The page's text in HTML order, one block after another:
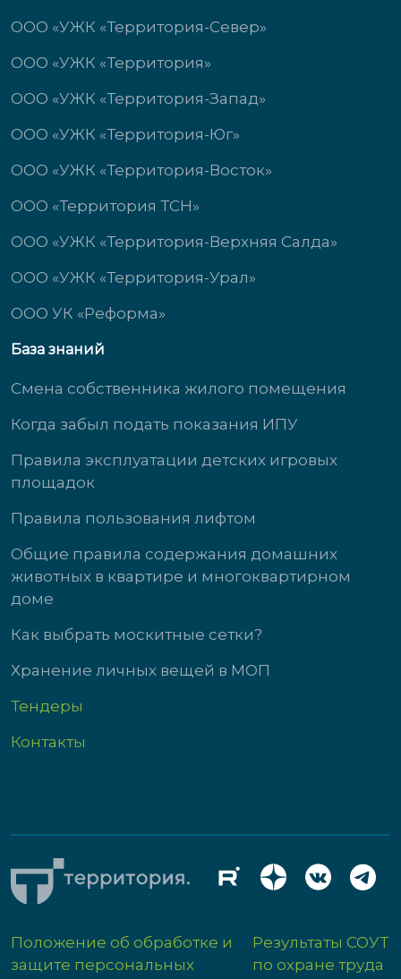
ООО «УЖК «Территория-Север»
ООО «УЖК «Территория»
ООО «УЖК «Территория-Запад»
ООО «УЖК «Территория-Юг»
ООО «УЖК «Территория-Восток»
ООО «Территория ТСН»
ООО «УЖК «Территория-Верхняя Салда»
ООО «УЖК «Территория-Урал»
ООО УК «Реформа»
База знаний
Смена собственника жилого помещения
Когда забыл подать показания ИПУ
Правила эксплуатации детских игровых
площадок
Правила пользования лифтом
Общие правила содержания домашних
животных в квартире и многоквартирном
доме
Как выбрать москитные сетки?
Хранение личных вещей в МОП
Тендеры
Контакты
Положение об обработке и
защите персональных
Результаты СОУТ
по охране труда